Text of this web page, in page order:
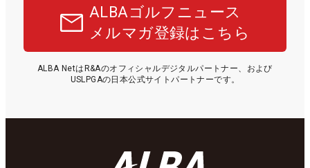
ALBAゴルフニュース
メルマガ登録はこちら
ALBA NetはR&Aのオフィシャルデジタルパートナー、および
USLPGAの日本公式サイトパートナーです。